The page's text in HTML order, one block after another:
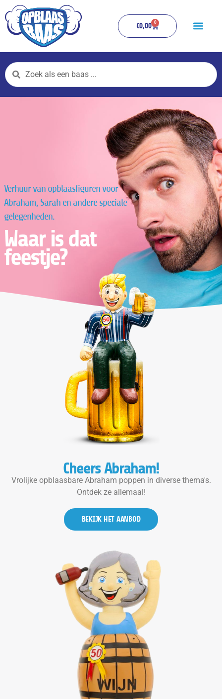
naar
de
€0,00 0
WINKELWAGEN
Search
...
Verhuur van opblaasfiguren voor
Abraham, Sarah en andere speciale
gelegenheden.
Waar is dat
feestje?
Cheers Abraham!
Vrolijke opblaasbare Abraham poppen in diverse thema's.
Ontdek ze allemaal!
BEKIJK HET AANBOD